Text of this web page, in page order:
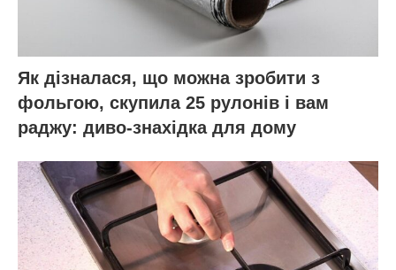
Як дізналася, що можна зробити з
фольгою, скупила 25 рулонів і вам
раджу: диво-знахідка для дому